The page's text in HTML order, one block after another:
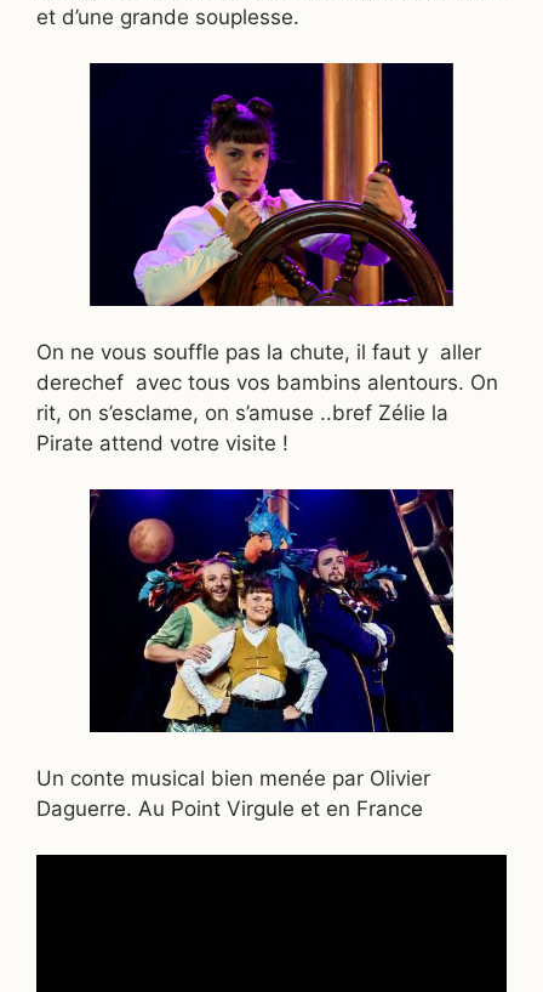
et d’une grande souplesse.
On ne vous souffle pas la chute, il faut y aller
derechef avec tous vos bambins alentours. On
rit, on s’esclame, on s’amuse ..bref Zélie la
Pirate attend votre visite !
Un conte musical bien menée par Olivier
Daguerre. Au Point Virgule et en France